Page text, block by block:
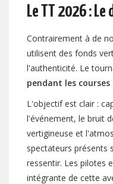
Le TT 2026 :
Contrairement à de
utilisent des fonds
l'authenticité. Le
pendant les courses
L'objectif est clair :
l'événement, le bruit
vertigineuse et
spectateurs présents
ressentir. Les pilotes
intégrante de cette